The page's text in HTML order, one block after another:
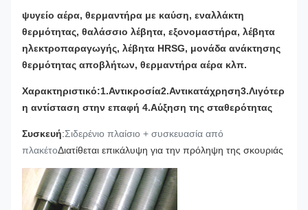
ψυγείο αέρα, θερμαντήρα με καύση, εναλλάκτη
θερμότητας, θαλάσσιο λέβητα, εξονομαστήρα, λέβητα
ηλεκτροπαραγωγής, λέβητα HRSG, μονάδα ανάκτησης
θερμότητας αποβλήτων, θερμαντήρα αέρα κλπ.
Χαρακτηριστικό:1.Αντικροσία2.Αντικατάχρηση3.Λιγότερ
η αντίσταση στην επαφή 4.Αύξηση της σταθερότητας
Συσκευή:Σιδερένιο πλαίσιο + συσκευασία από
πλακέτοΔιατίθεται επικάλυψη για την πρόληψη της σκουριάς